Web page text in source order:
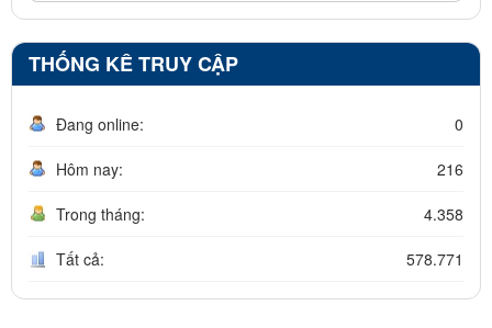
THỐNG KÊ TRUY CẬP
Đang online: 0
Hôm nay: 216
Trong tháng: 4.358
Tất cả: 578.771